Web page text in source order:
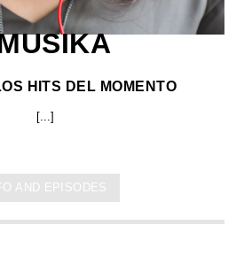
HITS DEL MOMENTO
[...]
AND EPISODES